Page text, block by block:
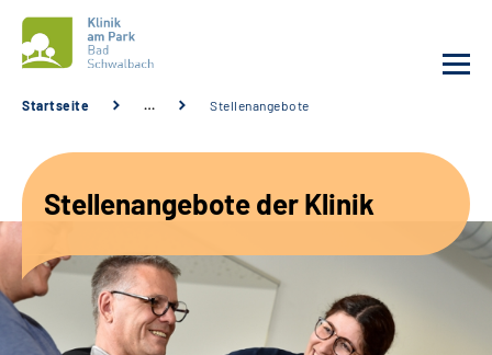
Unsere Angebote
Service
Karriere
Startseite … Stellenangebote
Stellenangebote der Klinik